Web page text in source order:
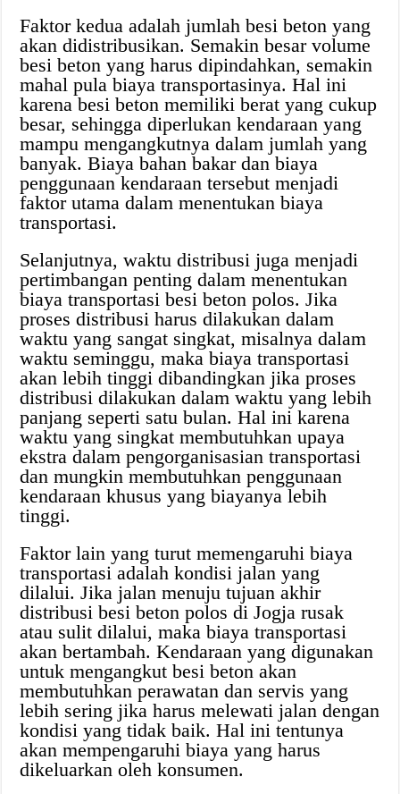
Faktor kedua adalah jumlah besi beton yang
akan didistribusikan. Semakin besar volume
besi beton yang harus dipindahkan, semakin
mahal pula biaya transportasinya. Hal ini
karena besi beton memiliki berat yang cukup
besar, sehingga diperlukan kendaraan yang
mampu mengangkutnya dalam jumlah yang
banyak. Biaya bahan bakar dan biaya
penggunaan kendaraan tersebut menjadi
faktor utama dalam menentukan biaya
transportasi.
Selanjutnya, waktu distribusi juga menjadi
pertimbangan penting dalam menentukan
biaya transportasi besi beton polos. Jika
proses distribusi harus dilakukan dalam
waktu yang sangat singkat, misalnya dalam
waktu seminggu, maka biaya transportasi
akan lebih tinggi dibandingkan jika proses
distribusi dilakukan dalam waktu yang lebih
panjang seperti satu bulan. Hal ini karena
waktu yang singkat membutuhkan upaya
ekstra dalam pengorganisasian transportasi
dan mungkin membutuhkan penggunaan
kendaraan khusus yang biayanya lebih
tinggi.
Faktor lain yang turut memengaruhi biaya
transportasi adalah kondisi jalan yang
dilalui. Jika jalan menuju tujuan akhir
distribusi besi beton polos di Jogja rusak
atau sulit dilalui, maka biaya transportasi
akan bertambah. Kendaraan yang digunakan
untuk mengangkut besi beton akan
membutuhkan perawatan dan servis yang
lebih sering jika harus melewati jalan dengan
kondisi yang tidak baik. Hal ini tentunya
akan mempengaruhi biaya yang harus
dikeluarkan oleh konsumen.